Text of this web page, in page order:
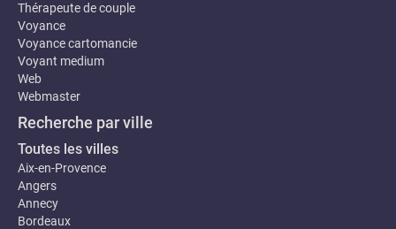
Thérapeute de couple
Voyance
Voyance cartomancie
Voyant medium
Web
Webmaster
Recherche par ville
Toutes les villes
Aix-en-Provence
Angers
Annecy
Bordeaux